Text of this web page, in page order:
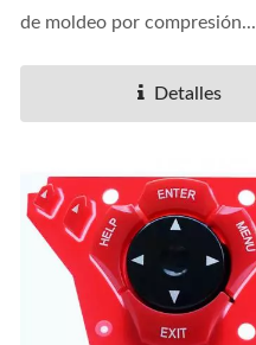
de moldeo por compresión...
Detalles